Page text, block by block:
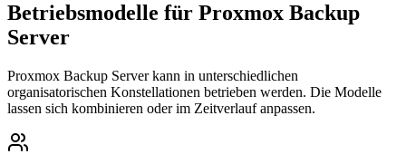
Betriebsmodelle für Proxmox Backup
Server
Proxmox Backup Server kann in unterschiedlichen
organisatorischen Konstellationen betrieben werden. Die Modelle
lassen sich kombinieren oder im Zeitverlauf anpassen.